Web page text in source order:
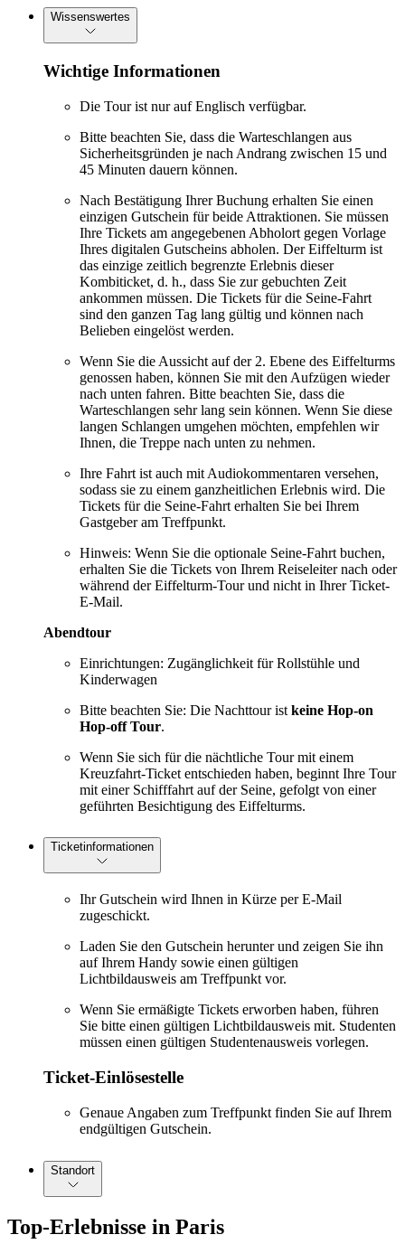
Wissenswertes
Wichtige Informationen
Die Tour ist nur auf Englisch verfügbar.
Bitte beachten Sie, dass die Warteschlangen aus
Sicherheitsgründen je nach Andrang zwischen 15 und
45 Minuten dauern können.
Nach Bestätigung Ihrer Buchung erhalten Sie einen
einzigen Gutschein für beide Attraktionen. Sie müssen
Ihre Tickets am angegebenen Abholort gegen Vorlage
Ihres digitalen Gutscheins abholen. Der Eiffelturm ist
das einzige zeitlich begrenzte Erlebnis dieser
Kombiticket, d. h., dass Sie zur gebuchten Zeit
ankommen müssen. Die Tickets für die Seine-Fahrt
sind den ganzen Tag lang gültig und können nach
Belieben eingelöst werden.
Wenn Sie die Aussicht auf der 2. Ebene des Eiffelturms
genossen haben, können Sie mit den Aufzügen wieder
nach unten fahren. Bitte beachten Sie, dass die
Warteschlangen sehr lang sein können. Wenn Sie diese
langen Schlangen umgehen möchten, empfehlen wir
Ihnen, die Treppe nach unten zu nehmen.
Ihre Fahrt ist auch mit Audiokommentaren versehen,
sodass sie zu einem ganzheitlichen Erlebnis wird. Die
Tickets für die Seine-Fahrt erhalten Sie bei Ihrem
Gastgeber am Treffpunkt.
Hinweis: Wenn Sie die optionale Seine-Fahrt buchen,
erhalten Sie die Tickets von Ihrem Reiseleiter nach oder
während der Eiffelturm-Tour und nicht in Ihrer Ticket-
E-Mail.
Abendtour
Einrichtungen: Zugänglichkeit für Rollstühle und
Kinderwagen
Bitte beachten Sie: Die Nachttour ist keine Hop-on
Hop-off Tour.
Wenn Sie sich für die nächtliche Tour mit einem
Kreuzfahrt-Ticket entschieden haben, beginnt Ihre Tour
mit einer Schifffahrt auf der Seine, gefolgt von einer
geführten Besichtigung des Eiffelturms.
Ticketinformationen
Ihr Gutschein wird Ihnen in Kürze per E-Mail
zugeschickt.
Laden Sie den Gutschein herunter und zeigen Sie ihn
auf Ihrem Handy sowie einen gültigen
Lichtbildausweis am Treffpunkt vor.
Wenn Sie ermäßigte Tickets erworben haben, führen
Sie bitte einen gültigen Lichtbildausweis mit. Studenten
müssen einen gültigen Studentenausweis vorlegen.
Ticket-Einlösestelle
Genaue Angaben zum Treffpunkt finden Sie auf Ihrem
endgültigen Gutschein.
Standort
Top-Erlebnisse in Paris